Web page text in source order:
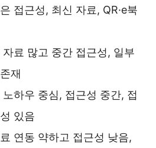
접근성, 최신 자료, QR·e북
료 많고 중간 접근성, 일부
재
하우 중심, 접근성 중간, 접
있음
연동 약하고 접근성 낮음,